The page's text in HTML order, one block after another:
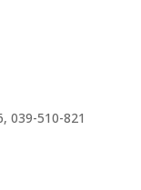
039-510-821